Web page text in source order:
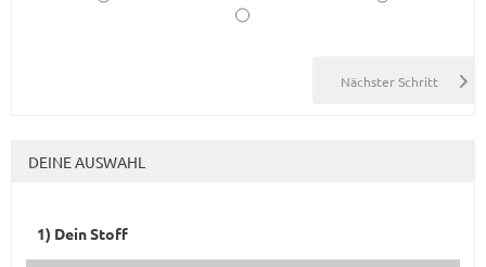
DEINE AUSWAHL
1) Dein Stoff